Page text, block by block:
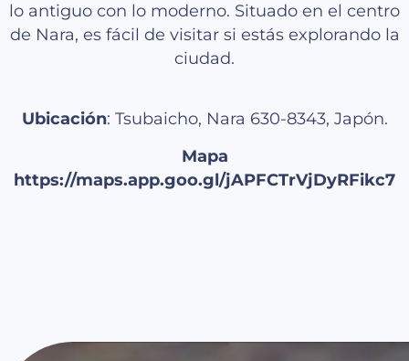
lo antiguo con lo moderno. Situado en el centro
de Nara, es fácil de visitar si estás explorando la
ciudad.
Ubicación: Tsubaicho, Nara 630-8343, Japón.
Mapa
https://maps.app.goo.gl/jAPFCTrVjDyRFikc7